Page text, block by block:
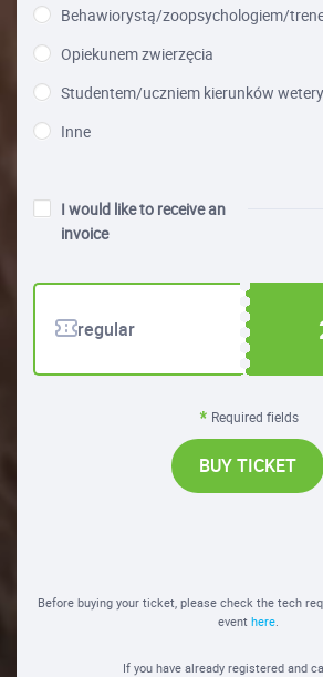
Behawiorystą/zoopsychologiem/
Opiekunem zwierzęcia
Studentem/uczniem kierunków
Inne
I would like to receive an
invoice
regular
Required fields
BUY TICKET
Before buying your ticket, please check the tech
event here.
If you have already registered and